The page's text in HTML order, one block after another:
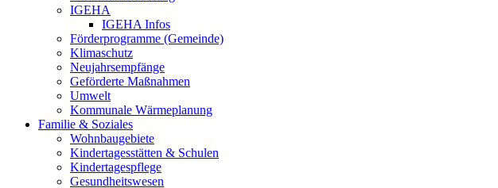
IGEHA
IGEHA Infos
Förderprogramme (Gemeinde)
Klimaschutz
Neujahrsempfänge
Geförderte Maßnahmen
Umwelt
Kommunale Wärmeplanung
Familie & Soziales
Wohnbaugebiete
Kindertagesstätten & Schulen
Kindertagespflege
Gesundheitswesen